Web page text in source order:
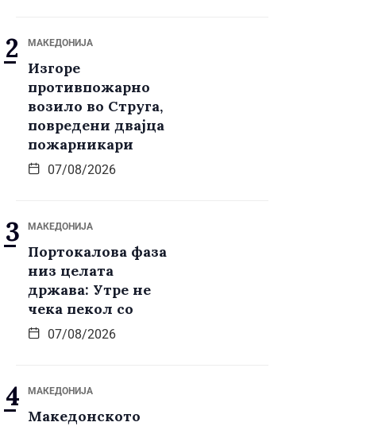
МАКЕДОНИЈА
Изгоре
противпожарно
возило во Струга,
повредени двајца
пожарникари
07/08/2026
МАКЕДОНИЈА
Портокалова фаза
низ целата
држава: Утре не
чека пекол со
07/08/2026
МАКЕДОНИЈА
Македонското